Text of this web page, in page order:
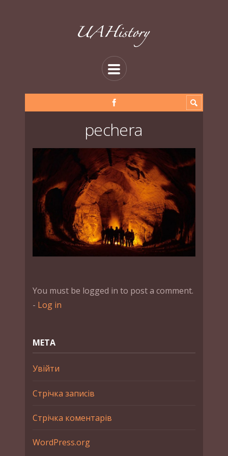
pechera
You must be logged in to post a comment.
- Log in
МЕТА
Увійти
Стрічка записів
Стрічка коментарів
WordPress.org